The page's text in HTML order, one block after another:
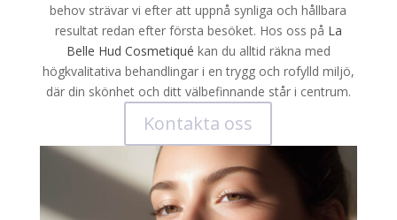
behov strävar vi efter att uppnå synliga och hållbara
resultat redan efter första besöket. Hos oss på La
Belle Hud Cosmetiqué kan du alltid räkna med
högkvalitativa behandlingar i en trygg och rofylld miljö,
där din skönhet och ditt välbefinnande står i centrum.
Kontakta oss